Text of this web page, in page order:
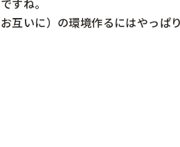
すね。
互いに）の環境作るにはやっぱ